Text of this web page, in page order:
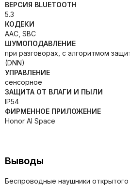
ВЕРСИЯ BLUETOOTH
5.3
КОДЕКИ
AAC, SBC
ШУМОПОДАВЛЕНИЕ
при разговорах, с алгоритмом
(DNN)
УПРАВЛЕНИЕ
сенсорное
ЗАЩИТА ОТ ВЛАГИ И ПЫЛИ
IP54
ФИРМЕННОЕ ПРИЛОЖЕНИЕ
Honor AI Space
Выводы
Беспроводные наушники